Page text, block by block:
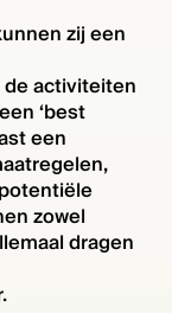
zij een
activiteiten
‘best
een
zowel
dragen